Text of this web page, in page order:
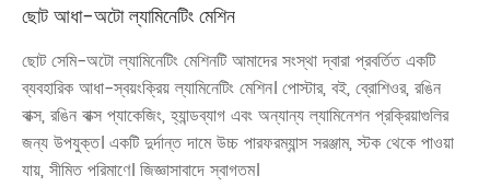
ছোট আধা-অটো ল্যামিনেটিং মেশিন
ছোট সেমি-অটো ল্যামিনেটিং মেশিনটি আমাদের সংস্থা দ্বারা প্রবর্তিত একটি
ব্যবহারিক আধা-স্বয়ংক্রিয় ল্যামিনেটিং মেশিন। পোস্টার, বই, ব্রোশিওর, রঙিন
বাক্স, রঙিন বাক্স প্যাকেজিং, হ্যান্ডব্যাগ এবং অন্যান্য ল্যামিনেশন প্রক্রিয়াগুলির
জন্য উপযুক্ত। একটি দুর্দান্ত দামে উচ্চ পারফরম্যান্স সরঞ্জাম, স্টক থেকে পাওয়া
যায়, সীমিত পরিমাণে। জিজ্ঞাসাবাদে স্বাগতম।